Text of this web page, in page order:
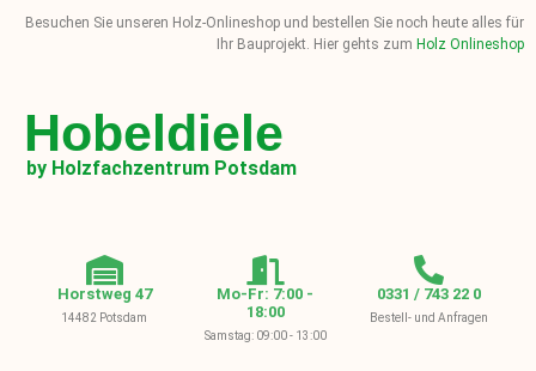
Besuchen Sie unseren Holz-Onlineshop und bestellen Sie noch heute alles für
Ihr Bauprojekt. Hier gehts zum Holz Onlineshop
Hobeldiele
by Holzfachzentrum Potsdam
Horstweg 47
14482 Potsdam
Mo-Fr: 7:00 -
18:00
Samstag: 09:00 - 13:00
0331 / 743 22 0
Bestell- und Anfragen